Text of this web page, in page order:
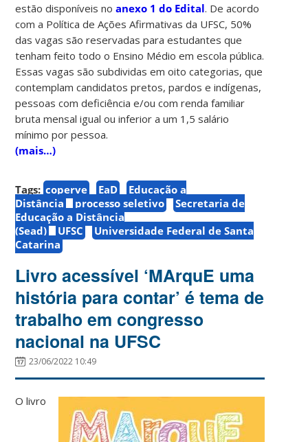
estão disponíveis noanexo 1 do Edital. De acordo
com a Política de Ações Afirmativas da UFSC, 50%
das vagas são reservadas para estudantes que
tenham feito todo o Ensino Médio em escola pública.
Essas vagas são subdividas em oito categorias, que
contemplam candidatos pretos, pardos e indígenas,
pessoas com deficiência e/ou com renda familiar
bruta mensal igual ou inferior a um 1,5 salário
mínimo por pessoa.
(mais…)
Tags: coperve EaD
Educação a
Distância
processo seletivo
Secretaria de
Educação a Distância
(Sead)
UFSC
Universidade Federal de Santa
Catarina
Livro acessível ‘MArquE uma
história para contar’ é tema de
trabalho em congresso
nacional na UFSC
23/06/2022 10:49
O livro